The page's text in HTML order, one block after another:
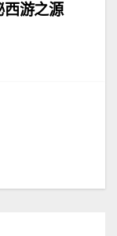
西游之源